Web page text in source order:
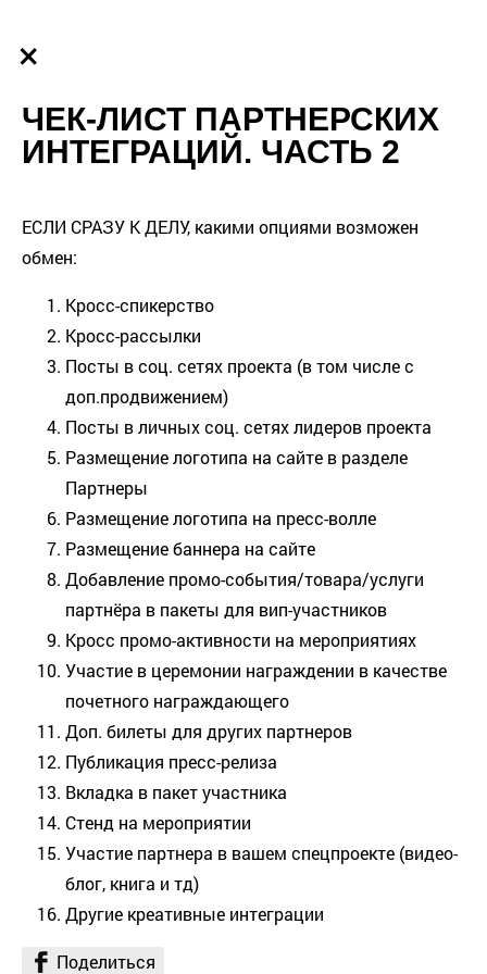
×
ЧЕК-ЛИСТ ПАРТНЕРСКИХ
ИНТЕГРАЦИЙ. ЧАСТЬ 2
ЕСЛИ СРАЗУ К ДЕЛУ, какими опциями возможен
обмен:
Кросс-спикерство
Кросс-рассылки
Посты в соц. сетях проекта (в том числе с
доп.продвижением)
Посты в личных соц. сетях лидеров проекта
Размещение логотипа на сайте в разделе
Партнеры
Размещение логотипа на пресс-волле
Размещение баннера на сайте
Добавление промо-события/товара/услуги
партнёра в пакеты для вип-участников
Кросс промо-активности на мероприятиях
Участие в церемонии награждении в качестве
почетного награждающего
Доп. билеты для других партнеров
Публикация пресс-релиза
Вкладка в пакет участника
Стенд на мероприятии
Участие партнера в вашем спецпроекте (видео-
блог, книга и тд)
Другие креативные интеграции
Поделиться